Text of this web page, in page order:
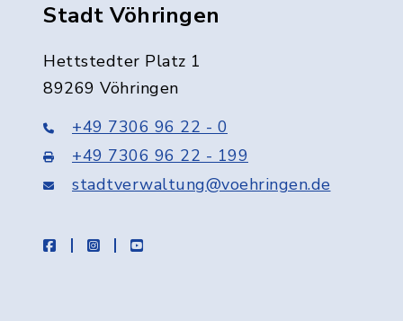
Stadt Vöhringen
Hettstedter Platz 1
89269 Vöhringen
+49 7306 96 22 - 0
+49 7306 96 22 - 199
stadtverwaltung@voehringen.de
facebookinstagramyoutube